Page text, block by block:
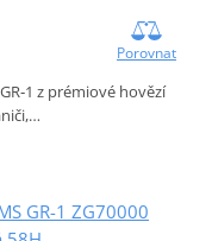
Porovnat
z prémiové hovězí
GR-1 ZG70000